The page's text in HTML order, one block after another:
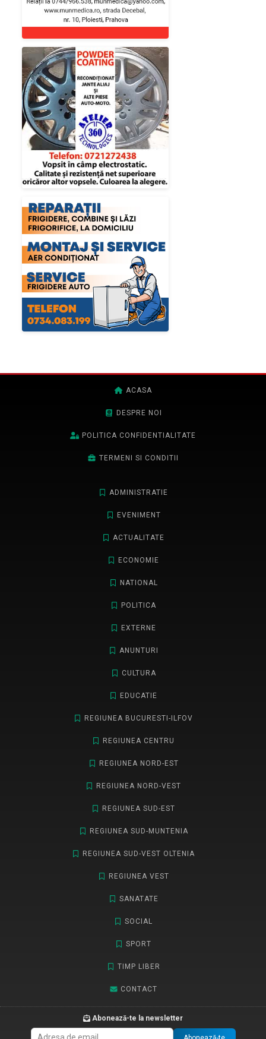
ACASA
DESPRE NOI
POLITICA CONFIDENTIALITATE
TERMENI SI CONDITII
ADMINISTRATIE
EVENIMENT
ACTUALITATE
ECONOMIE
NATIONAL
POLITICA
EXTERNE
ANUNTURI
CULTURA
EDUCATIE
REGIUNEA BUCURESTI-ILFOV
REGIUNEA CENTRU
REGIUNEA NORD-EST
REGIUNEA NORD-VEST
REGIUNEA SUD-EST
REGIUNEA SUD-MUNTENIA
REGIUNEA SUD-VEST OLTENIA
REGIUNEA VEST
SANATATE
SOCIAL
SPORT
TIMP LIBER
CONTACT
Abonează-te la newsletter